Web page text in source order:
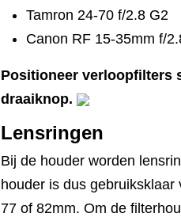
Tamron 24-70 f/2.8 G2
Canon RF 15-35mm f/
Positioneer verloopfilters
draaiknop.
Lensringen
Bij de houder worden
houder is dus
77 of 82mm. Om de